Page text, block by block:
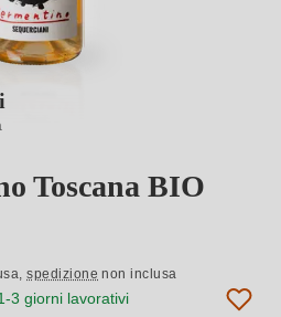
Toscana BIO
spedizione non inclusa
3 giorni lavorativi